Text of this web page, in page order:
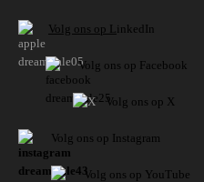
Volg ons op L inkedIn
Volg ons op Facebook
Volg ons op X
Volg ons op Instagram
Volg ons op YouTube